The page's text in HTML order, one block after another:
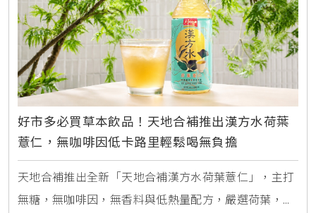
好市多必買草本飲品！天地合補推出漢方水荷葉
薏仁，無咖啡因低卡路里輕鬆喝無負擔
天地合補推出全新「天地合補漢方水荷葉薏仁」，主打
無糖，無咖啡因，無香料與低熱量配方，嚴選荷葉，薏